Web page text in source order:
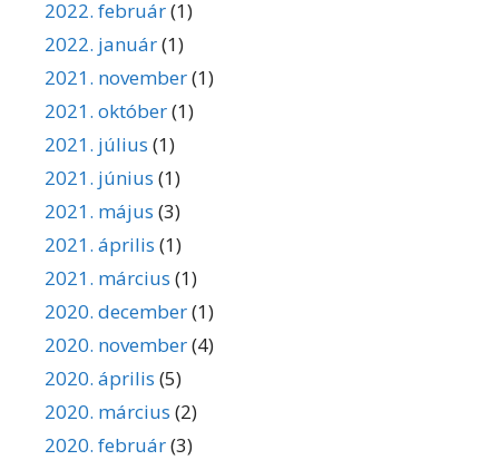
2022. február(1)
2022. január(1)
2021. november(1)
2021. október(1)
2021. július (1)
2021. június (1)
2021. május (3)
2021. április (1)
2021. március (1)
2020. december(1)
2020. november(4)
2020. április (5)
2020. március (2)
2020. február(3)